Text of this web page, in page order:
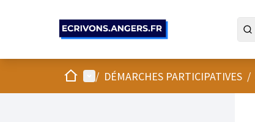
AccueilMenu principal
/ DÉMARCHES PARTICIPATIVES /